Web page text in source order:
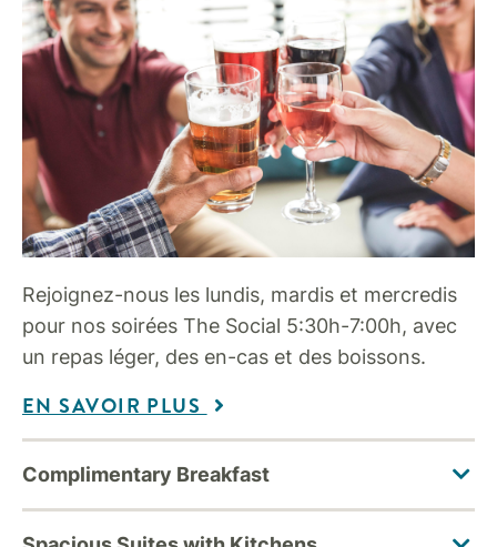
Rejoignez-nous les lundis, mardis et mercredis
pour nos soirées The Social 5:30h-7:00h, avec
un repas léger, des en-cas et des boissons.
EN SAVOIR PLUS